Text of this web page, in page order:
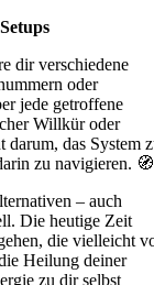
dir verschiedene
oder
jede getroffene
Willkür oder
darum, das System
zu navigieren. 🧭
– auch
Die heutige Zeit
die vielleicht
Heilung deiner
zu dir selbst